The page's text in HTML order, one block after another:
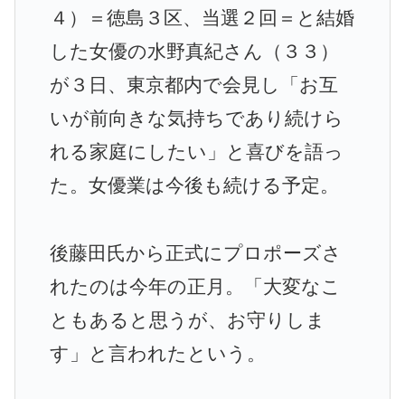
４）＝徳島３区、当選２回＝と結婚
した女優の水野真紀さん（３３）
が３日、東京都内で会見し「お互
いが前向きな気持ちであり続けら
れる家庭にしたい」と喜びを語っ
た。女優業は今後も続ける予定。
後藤田氏から正式にプロポーズさ
れたのは今年の正月。「大変なこ
ともあると思うが、お守りしま
す」と言われたという。